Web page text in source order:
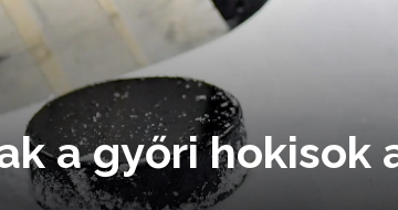
a győri hokisok